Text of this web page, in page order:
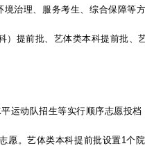
治理、服务考生、综合保障等
提前批、艺体类本科提前批、
运动队招生等实行顺序志愿投
。艺体类本科提前批设置1个